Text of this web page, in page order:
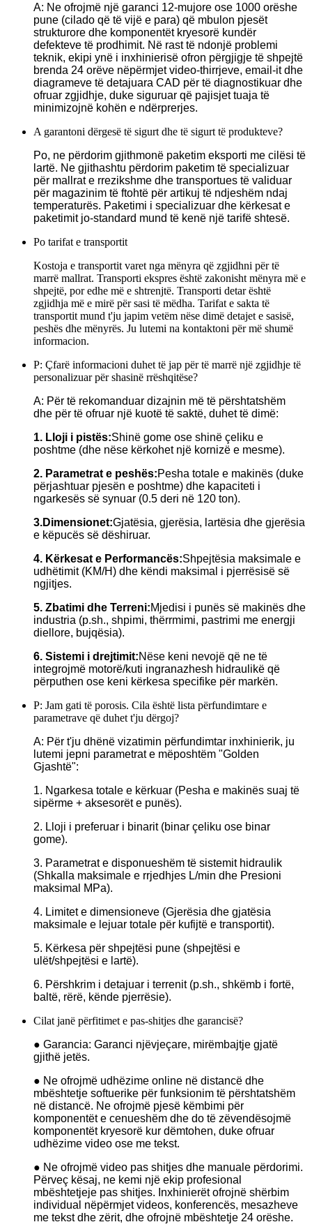
A: Ne ofrojmë një garanci 12-mujore ose 1000 orëshe
pune (cilado që të vijë e para) që mbulon pjesët
strukturore dhe komponentët kryesorë kundër
defekteve të prodhimit. Në rast të ndonjë problemi
teknik, ekipi ynë i inxhinierisë ofron përgjigje të shpejtë
brenda 24 orëve nëpërmjet video-thirrjeve, email-it dhe
diagrameve të detajuara CAD për të diagnostikuar dhe
ofruar zgjidhje, duke siguruar që pajisjet tuaja të
minimizojnë kohën e ndërprerjes.
A garantoni dërgesë të sigurt dhe të sigurt të produkteve?
Po, ne përdorim gjithmonë paketim eksporti me cilësi të
lartë. Ne gjithashtu përdorim paketim të specializuar
për mallrat e rrezikshme dhe transportues të validuar
për magazinim të ftohtë për artikuj të ndjeshëm ndaj
temperaturës. Paketimi i specializuar dhe kërkesat e
paketimit jo-standard mund të kenë një tarifë shtesë.
Po tarifat e transportit
Kostoja e transportit varet nga mënyra që zgjidhni për të
marrë mallrat. Transporti ekspres është zakonisht mënyra më e
shpejtë, por edhe më e shtrenjtë. Transporti detar është
zgjidhja më e mirë për sasi të mëdha. Tarifat e sakta të
transportit mund t'ju japim vetëm nëse dimë detajet e sasisë,
peshës dhe mënyrës. Ju lutemi na kontaktoni për më shumë
informacion.
P: Çfarë informacioni duhet të jap për të marrë një zgjidhje të
personalizuar për shasinë rrëshqitëse?
A: Për të rekomanduar dizajnin më të përshtatshëm
dhe për të ofruar një kuotë të saktë, duhet të dimë:
1. Lloji i pistës:Shinë gome ose shinë çeliku e
poshtme (dhe nëse kërkohet një kornizë e mesme).
2. Parametrat e peshës:Pesha totale e makinës (duke
përjashtuar pjesën e poshtme) dhe kapaciteti i
ngarkesës së synuar (0.5 deri në 120 ton).
3.Dimensionet:Gjatësia, gjerësia, lartësia dhe gjerësia
e këpucës së dëshiruar.
4. Kërkesat e Performancës:Shpejtësia maksimale e
udhëtimit (KM/H) dhe këndi maksimal i pjerrësisë së
ngjitjes.
5. Zbatimi dhe Terreni:Mjedisi i punës së makinës dhe
industria (p.sh., shpimi, thërrmimi, pastrimi me energji
diellore, bujqësia).
6. Sistemi i drejtimit:Nëse keni nevojë që ne të
integrojmë motorë/kuti ingranazhesh hidraulikë që
përputhen ose keni kërkesa specifike për markën.
P: Jam gati të porosis. Cila është lista përfundimtare e
parametrave që duhet t'ju dërgoj?
A: Për t'ju dhënë vizatimin përfundimtar inxhinierik, ju
lutemi jepni parametrat e mëposhtëm "Golden
Gjashtë":
1. Ngarkesa totale e kërkuar (Pesha e makinës suaj të
sipërme + aksesorët e punës).
2. Lloji i preferuar i binarit (binar çeliku ose binar
gome).
3. Parametrat e disponueshëm të sistemit hidraulik
(Shkalla maksimale e rrjedhjes L/min dhe Presioni
maksimal MPa).
4. Limitet e dimensioneve (Gjerësia dhe gjatësia
maksimale e lejuar totale për kufijtë e transportit).
5. Kërkesa për shpejtësi pune (shpejtësi e
ulët/shpejtësi e lartë).
6. Përshkrim i detajuar i terrenit (p.sh., shkëmb i fortë,
baltë, rërë, kënde pjerrësie).
Cilat janë përfitimet e pas-shitjes dhe garancisë?
● Garancia: Garanci njëvjeçare, mirëmbajtje gjatë
gjithë jetës.
● Ne ofrojmë udhëzime online në distancë dhe
mbështetje softuerike për funksionim të përshtatshëm
në distancë. Ne ofrojmë pjesë këmbimi për
komponentët e cenueshëm dhe do të zëvendësojmë
komponentët kryesorë kur dëmtohen, duke ofruar
udhëzime video ose me tekst.
● Ne ofrojmë video pas shitjes dhe manuale përdorimi.
Përveç kësaj, ne kemi një ekip profesional
mbështetjeje pas shitjes. Inxhinierët ofrojnë shërbim
individual nëpërmjet videos, konferencës, mesazheve
me tekst dhe zërit, dhe ofrojnë mbështetje 24 orëshe.